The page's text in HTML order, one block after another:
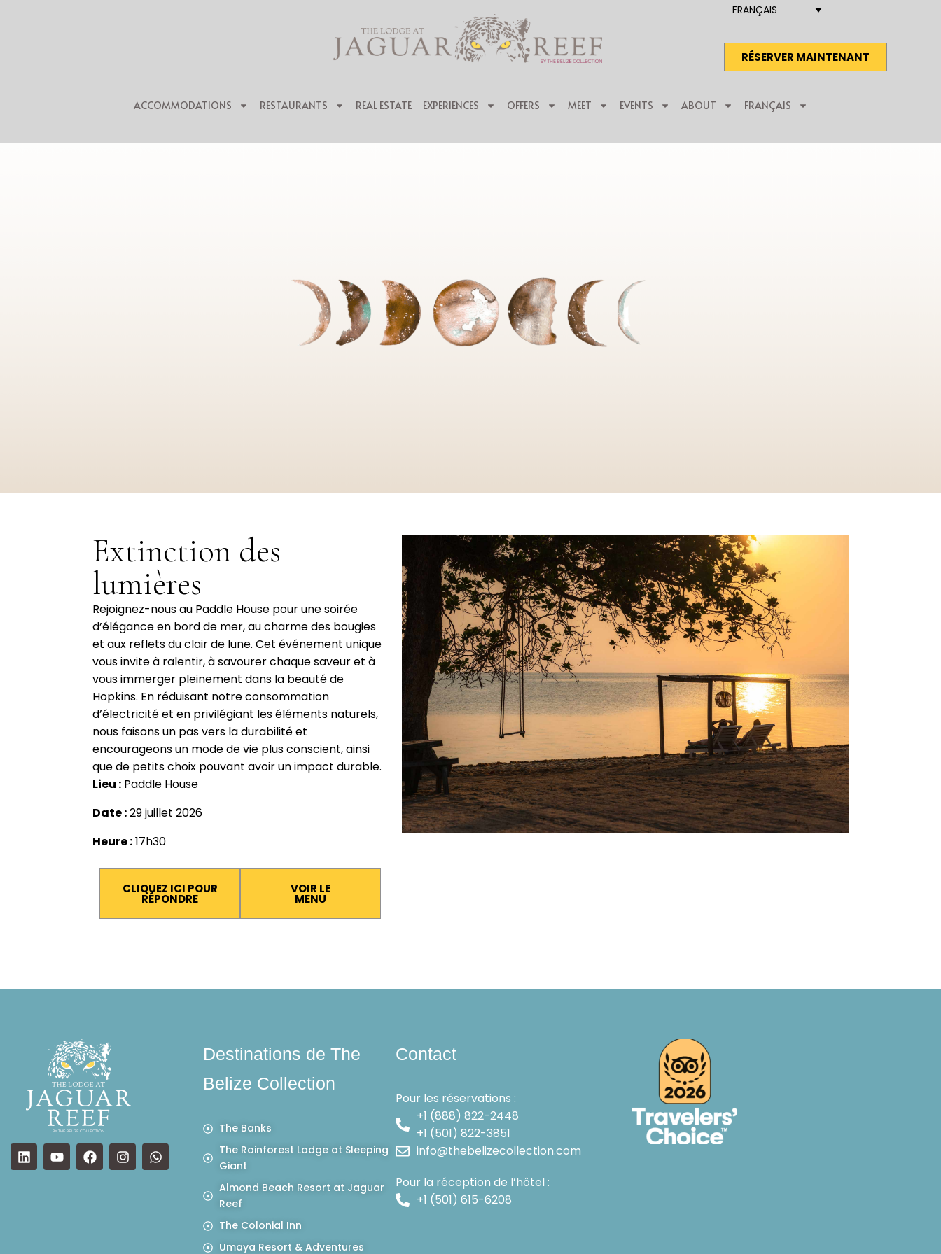
FRANÇAIS
RÉSERVER MAINTENANT
ACCOMMODATIONS RESTAURANTS REAL ESTATE EXPERIENCES OFFERS MEET EVENTS ABOUT FRANÇAIS
Extinction des
lumières
Rejoignez-nous au Paddle House pour une soirée
d’élégance en bord de mer, au charme des bougies
et aux reflets du clair de lune. Cet événement unique
vous invite à ralentir, à savourer chaque saveur et à
vous immerger pleinement dans la beauté de
Hopkins. En réduisant notre consommation
d’électricité et en privilégiant les éléments naturels,
nous faisons un pas vers la durabilité et
encourageons un mode de vie plus conscient, ainsi
que de petits choix pouvant avoir un impact durable.
Lieu : Paddle House
Date :29 juillet 2026
Heure :17h30
CLIQUEZ ICI POUR
RÉPONDRE
VOIR LE
MENU
Destinations de The
Belize Collection
The Banks
The Rainforest Lodge at Sleeping
Giant
Almond Beach Resort at Jaguar
Reef
The Colonial Inn
Umaya Resort & Adventures
Contact
Pour les réservations :
+1 (888) 822-2448
+1 (501) 822-3851
info@thebelizecollection.com
Pour la réception de l’hôtel :
+1 (501) 615-6208